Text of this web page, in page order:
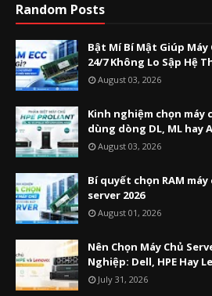
Random Posts
Bật Mí Bí Mật Giúp Máy
24/7 Không Lo Sập Hệ
August 03, 2026
Kinh nghiệm chọn máy
dùng dòng DL, ML hay
August 03, 2026
Bí quyết chọn RAM
server 2026
August 01, 2026
Nên Chọn Máy Chủ
Nghiệp: Dell, HPE Hay
July 31, 2026